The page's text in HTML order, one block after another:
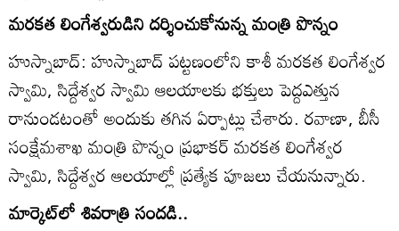
మరకత లింగేశ్వరుడిని దర్శించుకోనున్న మంత్రి పొన్నం
హుస్నాబాద్‌: హుస్నాబాద్‌ పట్టణంలోని కాశీ మరకత లింగేశ్వర
స్వామి, సిద్దేశ్వర స్వామి ఆలయాలకు భక్తులు పెద్దఎత్తున
రానుండటంతో అందుకు తగిన ఏర్పాట్లు చేశారు. రవాణా, బీసీ
సంక్షేమశాఖ మంత్రి పొన్నం ప్రభాకర్‌ మరకత లింగేశ్వర
స్వామి, సిద్దేశ్వర ఆలయాల్లో ప్రత్యేక పూజలు చేయనున్నారు.
మార్కెట్‌లో శివరాత్రి సందడి..